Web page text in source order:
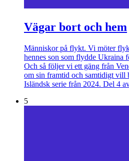
Vägar bort och hem
Människor på flykt. Vi möter
hennes son som flydde Ukraina
Och så följer vi ett gäng från
om sin framtid och samtidigt vill
Isländsk serie från 2024. Del 4
5